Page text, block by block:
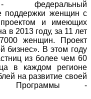
- федеральный
поддержки женщин с
и имеющих
в 2013 году, за 11 лет
женщин. Проект
бизнес». В этом году
из более чем 60
в каждом регионе
на развитие своей
Программы -